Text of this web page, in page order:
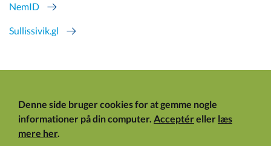
NemID
Sullissivik.gl
Denne side bruger cookies for at gemme nogle
informationer på din computer. Acceptéreller læs
mere her.